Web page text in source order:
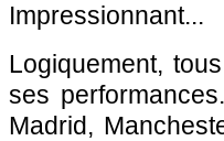
Impressionnant...
Logiquement,
ses
Madrid,